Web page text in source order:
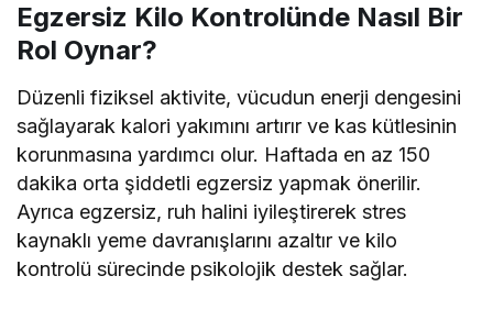
Egzersiz Kilo Kontrolünde Nasıl Bir
Rol Oynar?
Düzenli fiziksel aktivite, vücudun enerji dengesini
sağlayarak kalori yakımını artırır ve kas kütlesinin
korunmasına yardımcı olur. Haftada en az 150
dakika orta şiddetli egzersiz yapmak önerilir.
Ayrıca egzersiz, ruh halini iyileştirerek stres
kaynaklı yeme davranışlarını azaltır ve kilo
kontrolü sürecinde psikolojik destek sağlar.